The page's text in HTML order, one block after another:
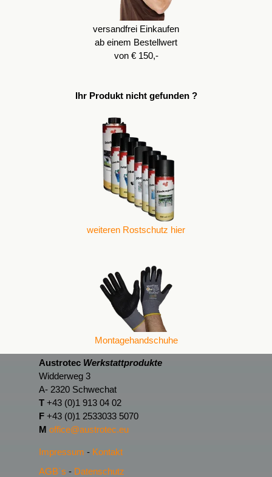
versandfrei Einkaufen
ab einem Bestellwert
von € 150,-
Ihr Produkt nicht gefunden ?
weiteren Rostschutz hier
Montagehandschuhe
Austrotec Werkstattprodukte
Widderweg 3
A- 2320 Schwechat
T +43 (0)1 913 04 02
F +43 (0)1 2533033 5070
M office@austrotec.eu
AGB`s - Datenschutz
Impressum - Kontakt